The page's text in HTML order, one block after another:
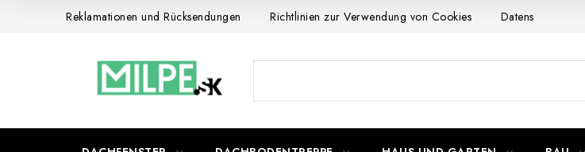
Reklamationen und Rücksendungen Richtlinien zur Verwendung von Cookies